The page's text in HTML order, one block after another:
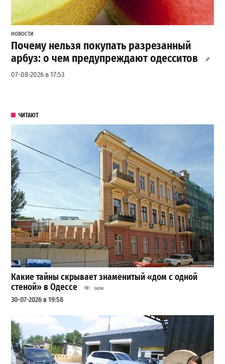
НОВОСТИ
Почему нельзя покупать разрезанный
арбуз: о чем предупреждают одесситов
07-08-2026 в 17:53
ЧИТАЮТ
Какие тайны скрывает знаменитый «дом с одной
стеной» в Одессе
34196
30-07-2026 в 19:58